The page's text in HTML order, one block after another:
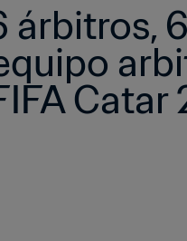
árbitros,
Catar